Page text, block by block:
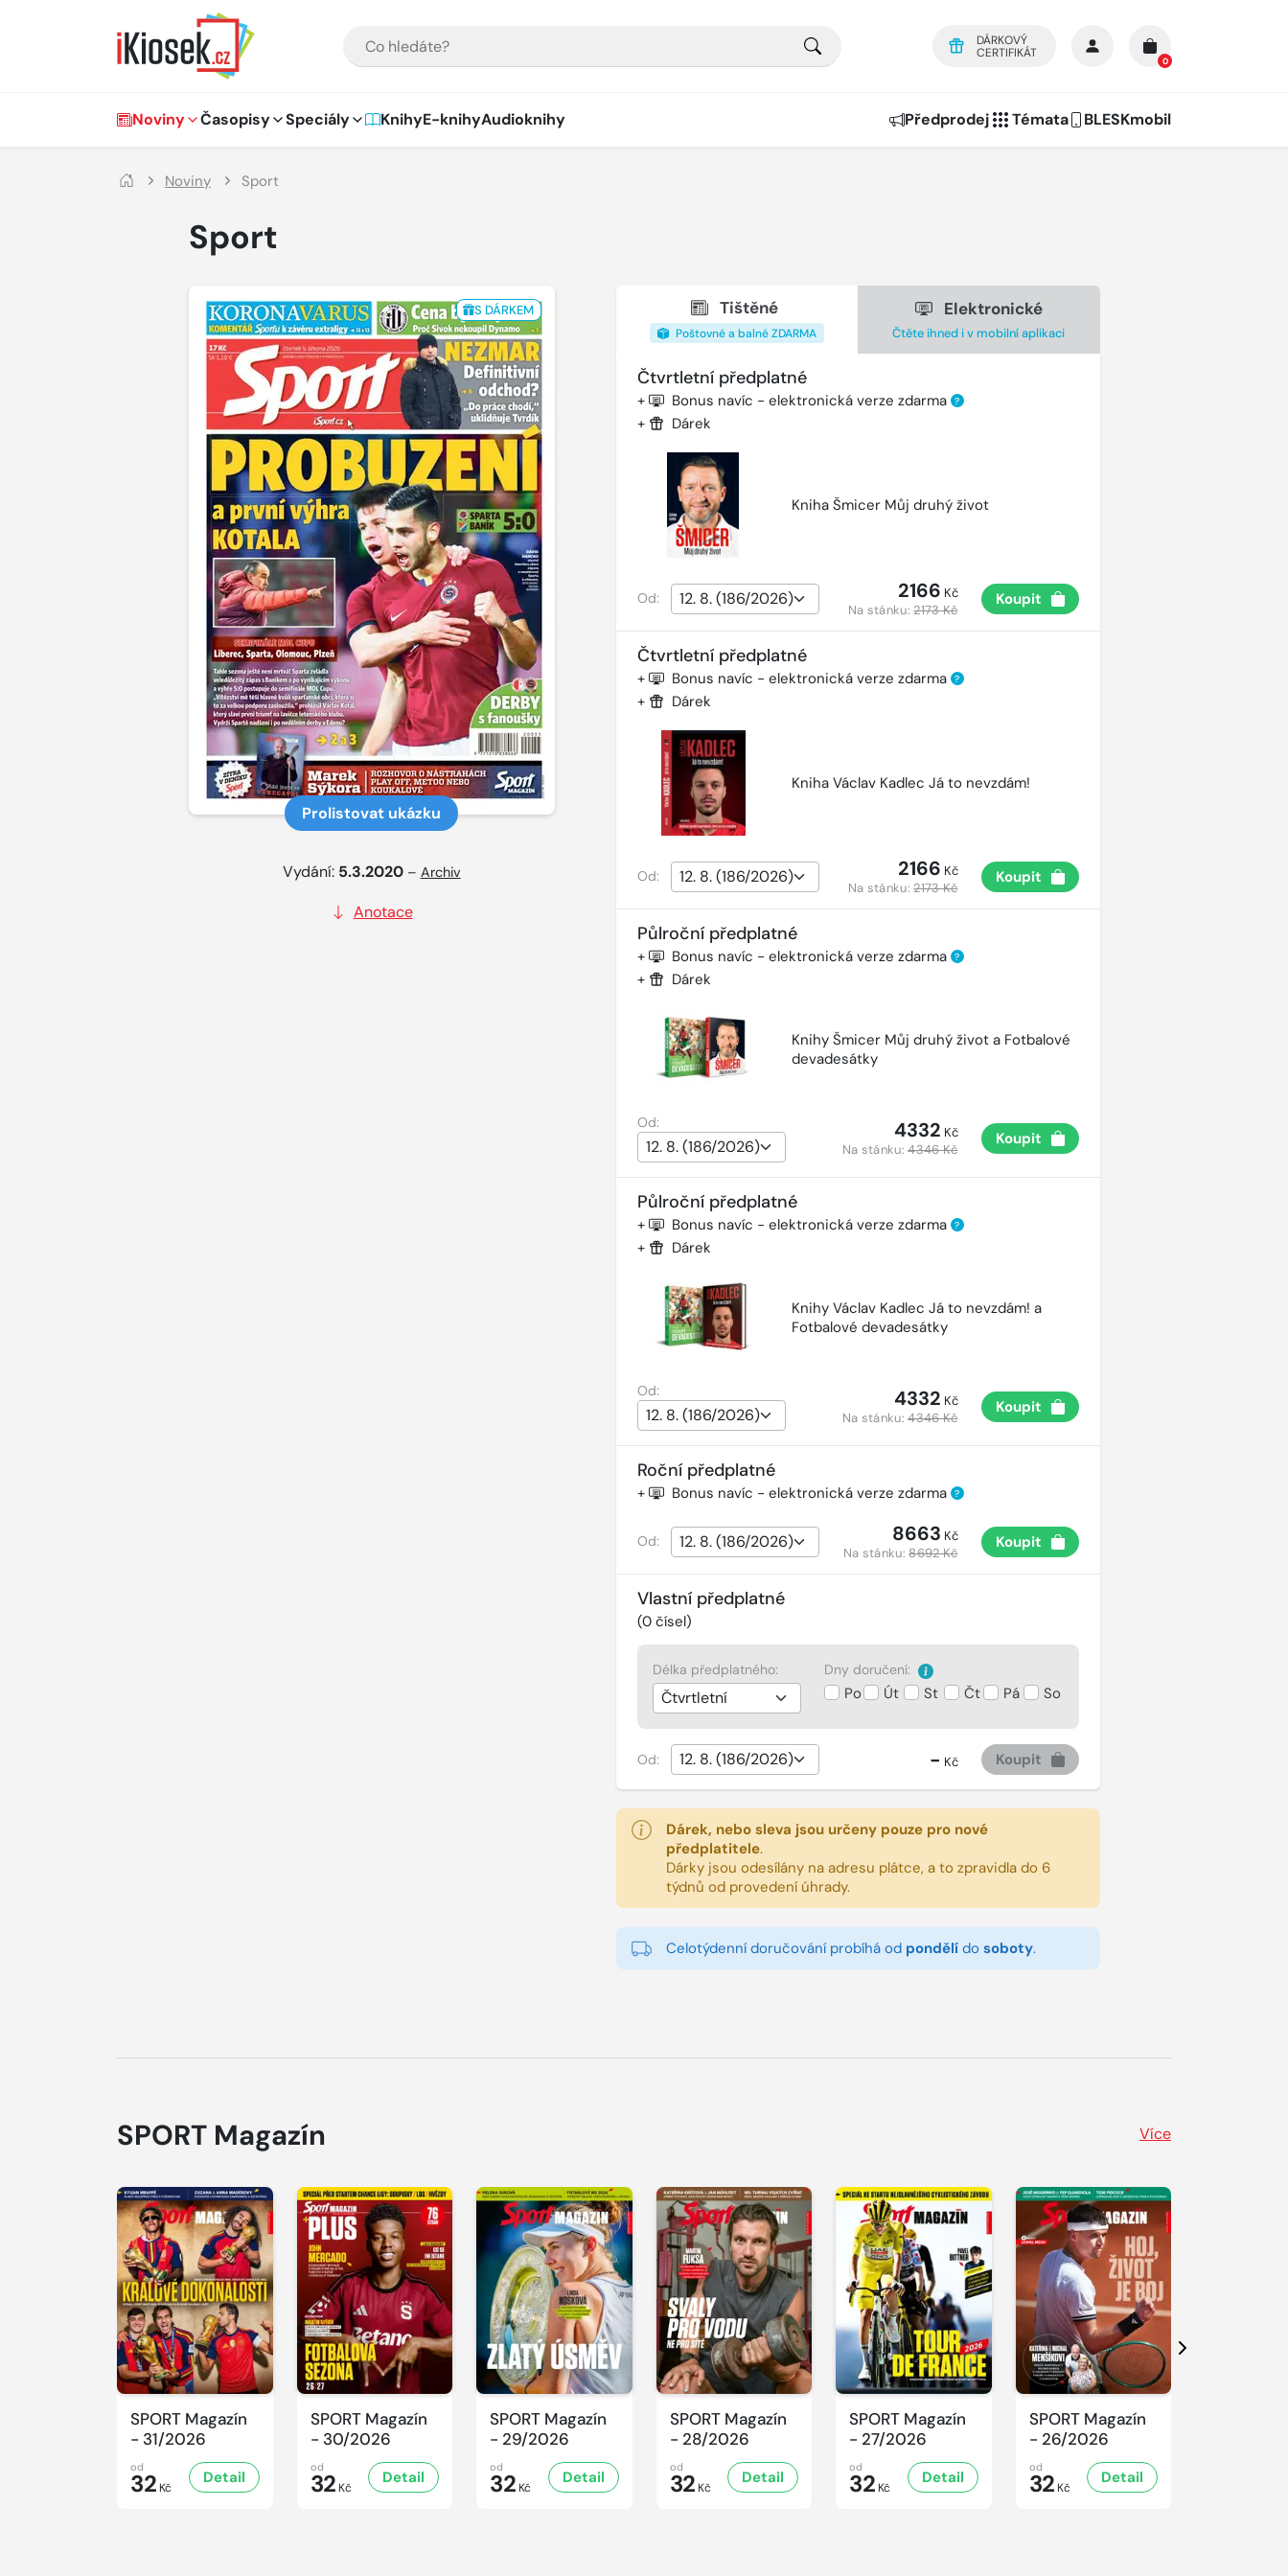
DÁRKOVÝ
CERTIFIKÁT
0
Hlavní navigace
Noviny Časopisy Speciály KnihyE-knihyAudioknihy Předprodej Témata BLESKmobil
Noviny Sport
Sport
S DÁRKEM
Prolistovat ukázku
Vydání: 5.3.2020 – Archiv
Anotace
Tištěné
Poštovné a balné ZDARMA
Elektronické
Čtěte ihned i v mobilní aplikaci
Čtvrtletní předplatné
+ Bonus navíc - elektronická verze zdarma ?
+ Dárek
Kniha Šmicer Můj druhý život
Od: 2166 Kč
Na stánku:2173 Kč
Koupit
Čtvrtletní předplatné
+ Bonus navíc - elektronická verze zdarma ?
+ Dárek
Kniha Václav Kadlec Já to nevzdám!
Od: 2166 Kč
Na stánku:2173 Kč
Koupit
Půlroční předplatné
+ Bonus navíc - elektronická verze zdarma ?
+ Dárek
Knihy Šmicer Můj druhý život a Fotbalové
devadesátky
Od: 4332 Kč
Na stánku:4346 Kč
Koupit
Půlroční předplatné
+ Bonus navíc - elektronická verze zdarma ?
+ Dárek
Knihy Václav Kadlec Já to nevzdám! a
Fotbalové devadesátky
Od: 4332 Kč
Na stánku:4346 Kč
Koupit
Roční předplatné
+ Bonus navíc - elektronická verze zdarma ?
Od: 8663 Kč
Na stánku:8692 Kč
Koupit
Vlastní předplatné
(0čísel)
Délka předplatného: Dny doručení:
Po Út St Čt Pá So
Od: - Kč Koupit
Dárek, nebo sleva jsou určeny pouze pro nové
předplatitele.
Dárky jsou odesílány na adresu plátce, a to zpravidla do 6
týdnů od provedení úhrady.
Celotýdenní doručování probíhá od pondělído soboty.
SPORT Magazín Více
SPORT Magazín
- 31/2026
od
32 Kč
Detail
SPORT Magazín
- 30/2026
od
32 Kč
Detail
SPORT Magazín
- 29/2026
od
32 Kč
Detail
SPORT Magazín
- 28/2026
od
32 Kč
Detail
SPORT Magazín
- 27/2026
od
32 Kč
Detail
SPORT Magazín
- 26/2026
od
32 Kč
Detail
Další